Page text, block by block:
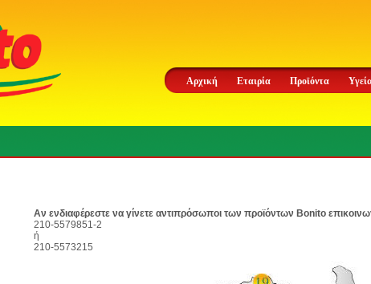
Αρχική Εταιρία Προϊόντα
Αν ενδιαφέρεστε να γίνετε αντιπρόσωποι των προϊόντων Bonito
210-5579851-2
ή
210-5573215